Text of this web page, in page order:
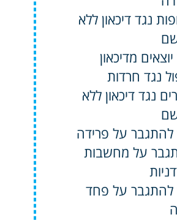
נגד דיכאון ללא
מדיכאון
נגד חרדות
נגד דיכאון ללא
להתגבר על פרידה
על מחשבות
להתגבר על פחד